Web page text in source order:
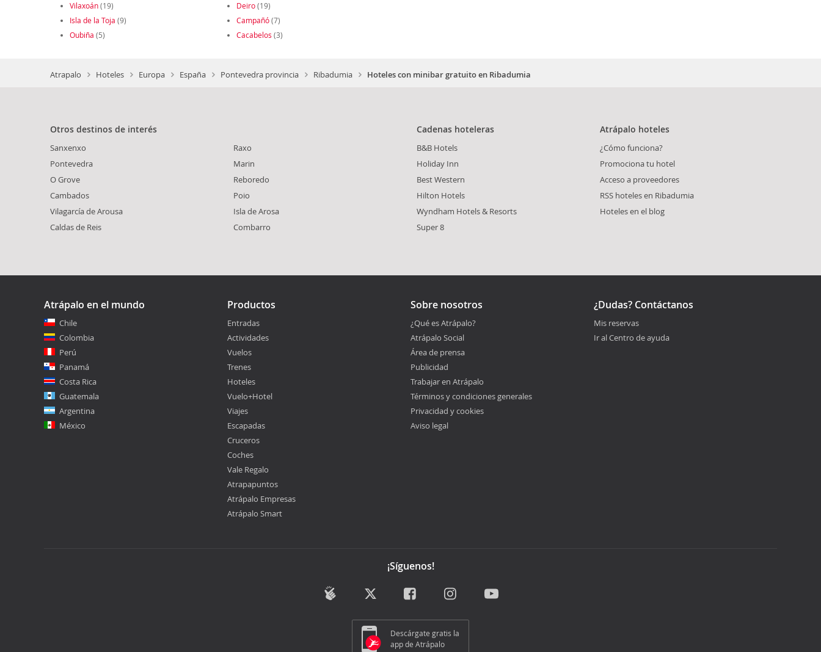
Vilaxoán(19) Deiro(19)
Isla de la Toja (9) Campañó(7)
Oubiña (5) Cacabelos (3)
Atrapalo Hoteles Europa España Pontevedra provincia Ribadumia Hoteles con minibar gratuito en Ribadumia
Otros destinos de interés
Sanxenxo
Pontevedra
O Grove
Cambados
Vilagarcía de Arousa
Caldas de Reis
Raxo
Marin
Reboredo
Poio
Isla de Arosa
Combarro
Cadenas hoteleras
B&B Hotels
Holiday Inn
Best Western
Hilton Hotels
Wyndham Hotels & Resorts
Super 8
Atrápalo hoteles
¿Cómo funciona?
Promociona tu hotel
Acceso a proveedores
RSS hoteles en Ribadumia
Hoteles en el blog
Atrápalo en el mundo
Chile
Colombia
Perú
Panamá
Costa Rica
Guatemala
Argentina
México
Productos
Entradas
Actividades
Vuelos
Trenes
Hoteles
Vuelo+Hotel
Viajes
Escapadas
Cruceros
Coches
Vale Regalo
Atrapapuntos
Atrápalo Empresas
Atrápalo Smart
Sobre nosotros
¿Qué es Atrápalo?
Atrápalo Social
Área de prensa
Publicidad
Trabajar en Atrápalo
Términos y condiciones generales
Privacidad y cookies
Aviso legal
¿Dudas? Contáctanos
Mis reservas
Ir al Centro de ayuda
¡Síguenos!
Descárgate gratis la
app de Atrápalo